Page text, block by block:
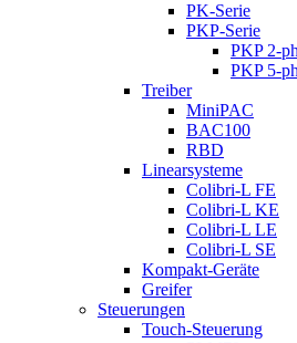
PK-Serie
PKP-Serie
PKP 2-
PKP 5-
Treiber
MiniPAC
BAC100
RBD
Linearsysteme
Colibri-L FE
Colibri-L KE
Colibri-L LE
Colibri-L SE
Kompakt-Geräte
Greifer
Steuerungen
Touch-Steuerung